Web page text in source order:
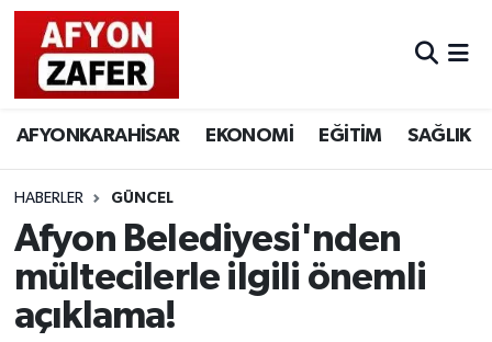
AFYONKARAHİSAR EKONOMİ EĞİTİM SAĞLIK
HABERLER GÜNCEL
Afyon Belediyesi'nden
mültecilerle ilgili önemli
açıklama!